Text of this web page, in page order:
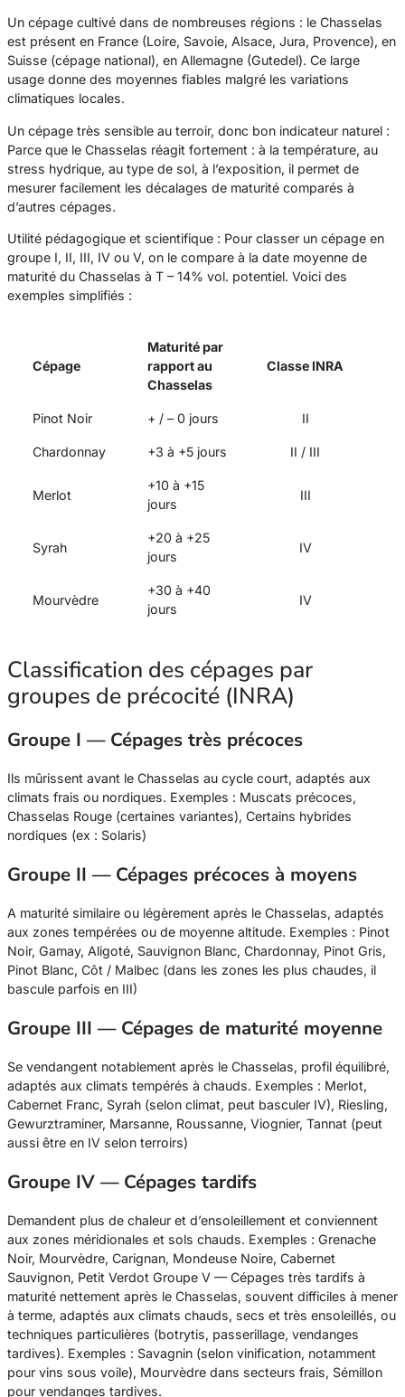
Un cépage cultivé dans de nombreuses régions : le Chasselas
est présent en France (Loire, Savoie, Alsace, Jura, Provence), en
Suisse (cépage national), en Allemagne (Gutedel). Ce large
usage donne des moyennes fiables malgré les variations
climatiques locales.
Un cépage très sensible au terroir, donc bon indicateur naturel :
Parce que le Chasselas réagit fortement : à la température, au
stress hydrique, au type de sol, à l’exposition, il permet de
mesurer facilement les décalages de maturité comparés à
d’autres cépages.
Utilité pédagogique et scientifique : Pour classer un cépage en
groupe I, II, III, IV ou V, on le compare à la date moyenne de
maturité du Chasselas à T – 14% vol. potentiel. Voici des
exemples simplifiés :
Cépage
Maturité par
rapport au
Chasselas
Classe INRA
Pinot Noir + / – 0 jours II
Chardonnay +3 à +5 jours II / III
Merlot
+10 à +15
jours
III
Syrah
+20 à +25
jours
IV
Mourvèdre
+30 à +40
jours
IV
Classification des cépages par
groupes de précocité (INRA)
Groupe I — Cépages très précoces
Ils mûrissent avant le Chasselas au cycle court, adaptés aux
climats frais ou nordiques. Exemples : Muscats précoces,
Chasselas Rouge (certaines variantes), Certains hybrides
nordiques (ex : Solaris)
Groupe II — Cépages précoces à moyens
A maturité similaire ou légèrement après le Chasselas, adaptés
aux zones tempérées ou de moyenne altitude. Exemples : Pinot
Noir, Gamay, Aligoté, Sauvignon Blanc, Chardonnay, Pinot Gris,
Pinot Blanc, Côt / Malbec (dans les zones les plus chaudes, il
bascule parfois en III)
Groupe III — Cépages de maturité moyenne
Se vendangent notablement après le Chasselas, profil équilibré,
adaptés aux climats tempérés à chauds. Exemples : Merlot,
Cabernet Franc, Syrah (selon climat, peut basculer IV), Riesling,
Gewurztraminer, Marsanne, Roussanne, Viognier, Tannat (peut
aussi être en IV selon terroirs)
Groupe IV — Cépages tardifs
Demandent plus de chaleur et d’ensoleillement et conviennent
aux zones méridionales et sols chauds. Exemples : Grenache
Noir, Mourvèdre, Carignan, Mondeuse Noire, Cabernet
Sauvignon, Petit Verdot Groupe V — Cépages très tardifs à
maturité nettement après le Chasselas, souvent difficiles à mener
à terme, adaptés aux climats chauds, secs et très ensoleillés, ou
techniques particulières (botrytis, passerillage, vendanges
tardives). Exemples : Savagnin (selon vinification, notamment
pour vins sous voile), Mourvèdre dans secteurs frais, Sémillon
pour vendanges tardives.